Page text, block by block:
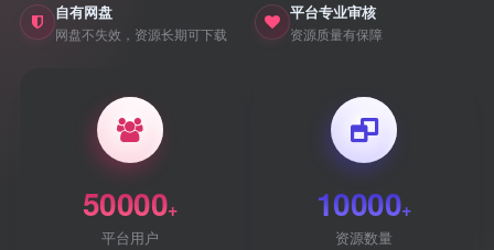
自有网盘
网盘不失效，资源长期可下载
平台专业审核
资源质量有保障
50000+
平台用户
10000+
资源数量